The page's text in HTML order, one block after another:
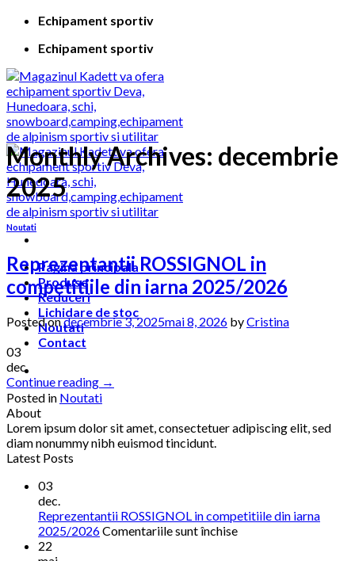
Skip
content
Echipament sportiv
Echipament sportiv
Pagina principala
Produse
Reduceri
Lichidare de stoc
Noutati
Contact
Monthly Archives: decembrie
2025
Noutati
Reprezentantii ROSSIGNOL in
competitiile din iarna 2025/2026
Posted ondecembrie 3, 2025mai 8, 2026 byCristina
03
dec.
Continue reading →
Posted in Noutati
About
Lorem ipsum dolor sit amet, consectetuer adipiscing elit, sed
diam nonummy nibh euismod tincidunt.
Latest Posts
03
dec.
Reprezentantii ROSSIGNOL in competitiile din iarna
2025/2026Comentariile sunt închisepentru
22